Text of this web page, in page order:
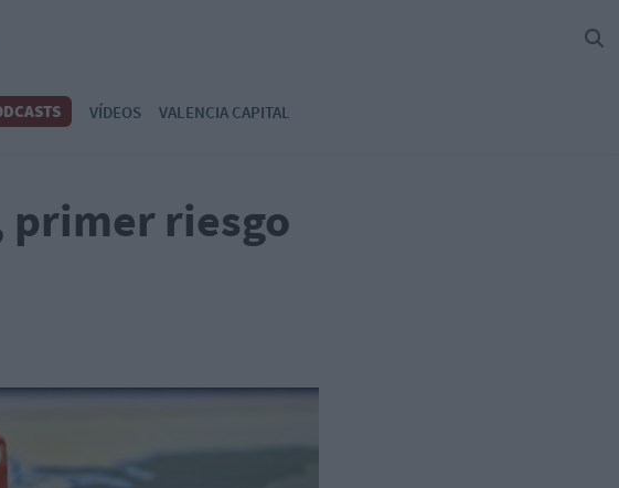
VÍDEOS VALENCIA CAPITAL
riesgo